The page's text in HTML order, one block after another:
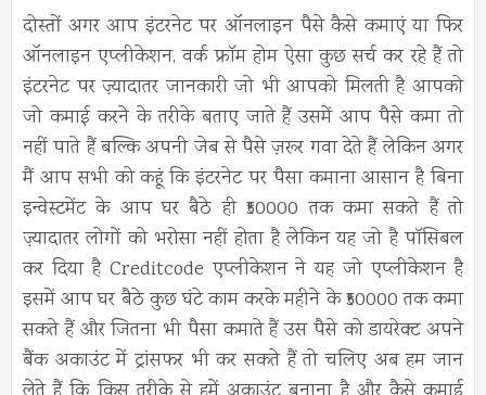
दोस्तों अगर आप इंटरनेट पर ऑनलाइन पैसे कैसे कमाएं या फिर
ऑनलाइन एप्लीकेशन, वर्क फ्रॉम होम ऐसा कुछ सर्च कर रहे हैं तो
इंटरनेट पर ज़्यादातर जानकारी जो भी आपको मिलती है आपको
जो कमाई करने के तरीके बताए जाते हैं उसमें आप पैसे कमा तो
नहीं पाते हैं बल्कि अपनी जेब से पैसे ज़रूर गवा देते हैं लेकिन अगर
मैं आप सभी को कहूं कि इंटरनेट पर पैसा कमाना आसान है बिना
इन्वेस्टमेंट के आप घर बैठे ही ₹50000 तक कमा सकते हैं तो
ज़्यादातर लोगों को भरोसा नहीं होता है लेकिन यह जो है पॉसिबल
कर दिया है Creditcode एप्लीकेशन ने यह जो एप्लीकेशन है
इसमें आप घर बैठे कुछ घंटे काम करके महीने के ₹50000 तक कमा
सकते हैं और जितना भी पैसा कमाते हैं उस पैसे को डायरेक्ट अपने
बैंक अकाउंट में ट्रांसफर भी कर सकते हैं तो चलिए अब हम जान